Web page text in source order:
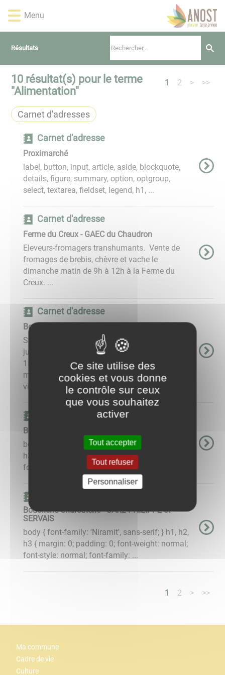
d'accès
menu
d'accès
contenu
principal
d'accès
recherche
d'accès
pied
de
page
Menu
Résultats
10 résultat(s) pour le terme
"Alimentation"
1 2 > >>
Carnet d'adresses
Carnet d'adresse
Proximarché
label, button, input, article, aside, blockquote,
details, figure, summary, option, optgroup,
select, textarea, fieldset, legend, h1, ...
Carnet d'adresse
Ferme du Creux - GAEC du Chaudron
Eleveurs-fromagers transhumants. Vente de
fromages de brebis, chèvre et vache le
dimanche matin de 9h à 12h à la Ferme du
Creux. ...
Carnet d'adresse
Boulangerie Sylvain et Carmen
Sylvain et Carmen ont repris la boulangerie en
juillet 2025 après qu'elle a été fermée pendant
15 mois.Sylvain au pétrin et Carmen en
magasin proposent des pains, des
viennoiseries, des pâtisseries, du ...
Carnet d'adresse
Boulangerie Pâtisserie
body { font-family: 'Niramit', sans-serif; } h1, h2,
h3 { margin: 0; padding: 0; font-weight: normal;
font-style: normal; font-family: ...
Boucherie Charcuterie - SARL PHILIPPE et
SERVAIS
body { font-family: 'Niramit', sans-serif; } h1, h2,
h3 { margin: 0; padding: 0; font-weight: normal;
font-style: normal; font-family: ...
1 2 > >>
Ma commune
Cadre de vie
Culture
Ce site utilise des
cookies et vous donne
le contrôle sur ceux
que vous souhaitez
activer
Tout accepter
Tout refuser
Personnaliser